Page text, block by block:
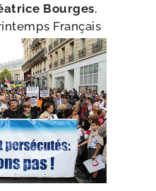
Bourges,
Français